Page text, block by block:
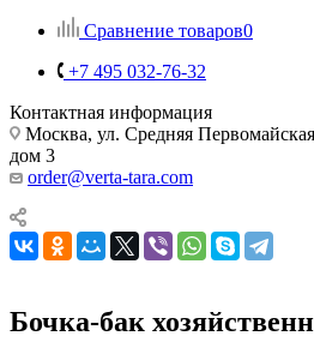
Сравнение товаров0
+7 495 032-76-32
Контактная информация
Москва, ул. Средняя
дом 3
order@verta-tara.com
Бочка-бак